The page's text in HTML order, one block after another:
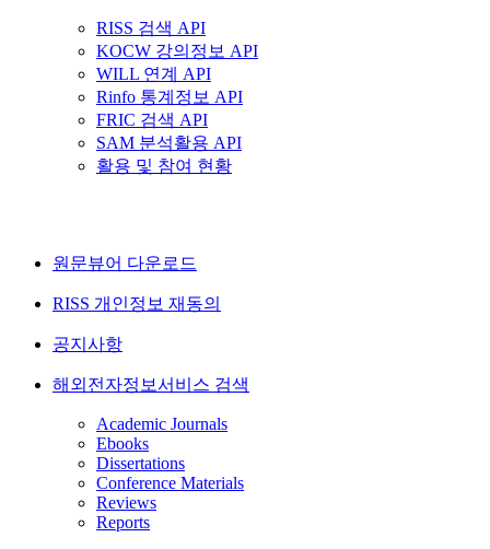
RISS 검색 API
KOCW 강의정보 API
WILL 연계 API
Rinfo 통계정보 API
FRIC 검색 API
SAM 분석활용 API
활용 및 참여 현황
원문뷰어 다운로드
RISS 개인정보 재동의
공지사항
해외전자정보서비스 검색
Academic Journals
Ebooks
Dissertations
Conference Materials
Reviews
Reports